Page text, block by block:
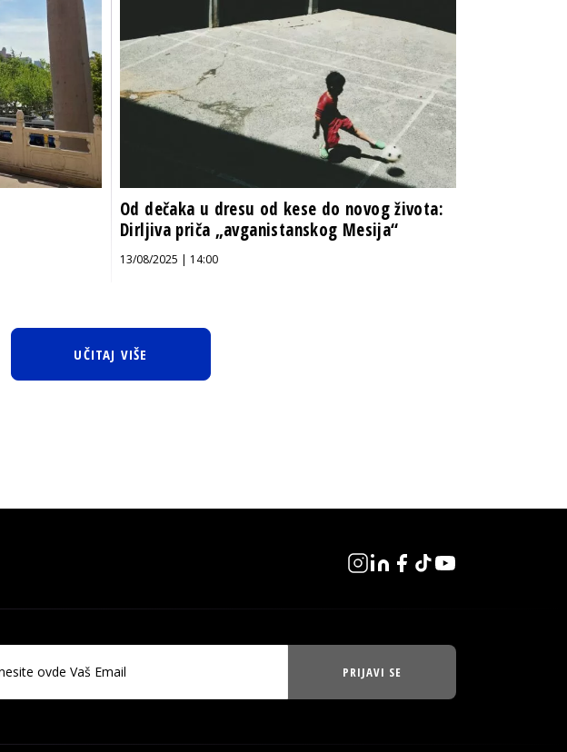
Od dečaka u dresu od kese do novog života:
Dirljiva priča „avganistanskog Mesija“
13/08/2025 | 14:00
UČITAJ VIŠE
PRIJAVI SE